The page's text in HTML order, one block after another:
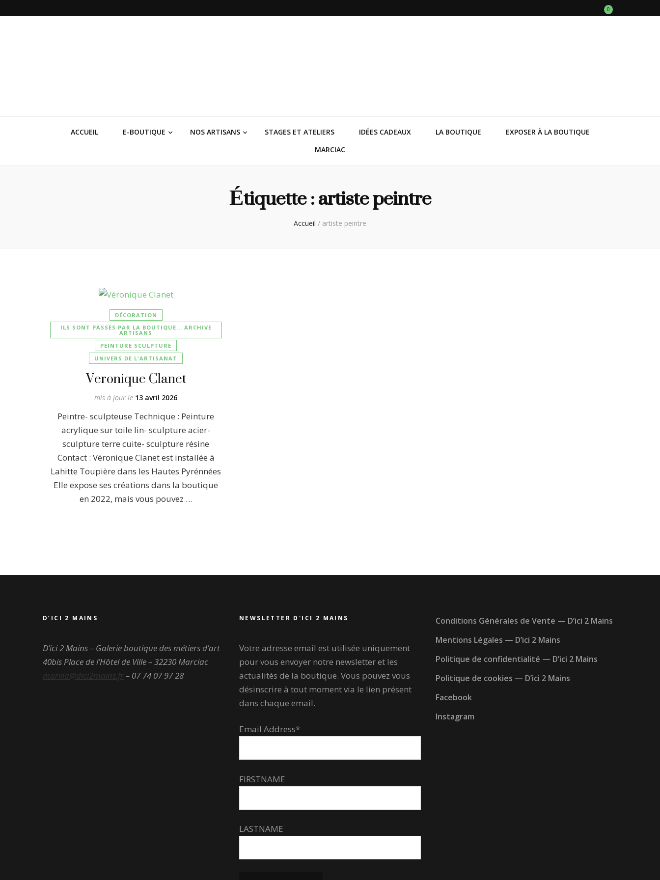
0
ACCUEIL E-BOUTIQUE NOS ARTISANS STAGES ET ATELIERS IDÉES CADEAUX LA BOUTIQUE
EXPOSER À LA BOUTIQUE
MARCIAC
Étiquette :artiste peintre
Accueil / artiste peintre
DÉCORATION
ILS SONT PASSÉS PAR LA BOUTIQUE... ARCHIVE
ARTISANS
PEINTURE SCULPTURE
UNIVERS DE L'ARTISANAT
Veronique Clanet
mis à jour le 13 avril 2026
Peintre- sculpteuse Technique : Peinture
acrylique sur toile lin- sculpture acier-
sculpture terre cuite- sculpture résine
Contact : Véronique Clanet est installée à
Lahitte Toupière dans les Hautes Pyrénnées
Elle expose ses créations dans la boutique
en 2022, mais vous pouvez …
D’ICI 2 MAINS
D’ici 2 Mains – Galerie boutique des métiers d’art
40bis Place de l’Hôtel de Ville – 32230 Marciac
marilia@dici2mains.fr– 07 74 07 97 28
NEWSLETTER D'ICI 2 MAINS
Votre adresse email est utilisée uniquement
pour vous envoyer notre newsletter et les
actualités de la boutique. Vous pouvez vous
désinscrire à tout moment via le lien présent
dans chaque email.
Email Address*
FIRSTNAME
LASTNAME
Conditions Générales de Vente — D’ici 2 Mains
Mentions Légales — D’ici 2 Mains
Politique de confidentialité — D’ici 2 Mains
Politique de cookies — D’ici 2 Mains
Facebook
Instagram